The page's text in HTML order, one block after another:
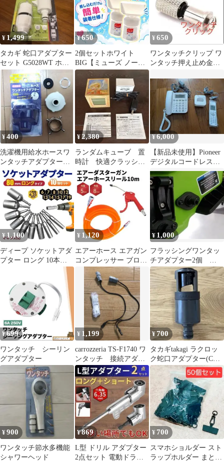
¥ 1,499
タカギ 蛇口アダプター
セット G5028WT ホワ
イト
¥650
2個セットホワイト
BIG【ミューズ ノータ
ッチ】詰替えボトル ア
ダプター300
¥ 650
ワンタッチクリップ ワ
ンタッチ押え止め金具
変換アダプター
¥400
洗濯機用給水ホースワ
ンタッチアダプター
PWS-FAD
¥2,380
ランダムキューブ 置
時計 快適クラッシッ
クベスト111 専用ACア
ダプター付
¥6,000
【新品未使用】Pioneer
デジタルコードレス電
話機 本体
¥ 1,100
ディープ ソケットアダ
プター ロング 10本
¥ 1,120
エアーホース エアガン
コンプレッサー ブロワ
ガン カプラー アダプタ
ー 10m
¥ 1,000
フラッシングワンタッ
チアダプター2個
SEA-DOO ジェットス
キー 水洗
¥699
ワンタッチ シーリン
グアダプター
¥ 1,199
carrozzeria TS-F1740 ワ
ンタッチ 接続アダプ
タ 変換カプラー
¥700
タカギtakagi ラクロッ
ク蛇口アダプター(CG)
G5043CG
¥900
ワンタッチ節水多機能
シャワーヘッド
¥869
L型 ドリル アダプター
2点セット 電動ドライ
¥700
スマホショルダー スト
ラップホルダー まとめ